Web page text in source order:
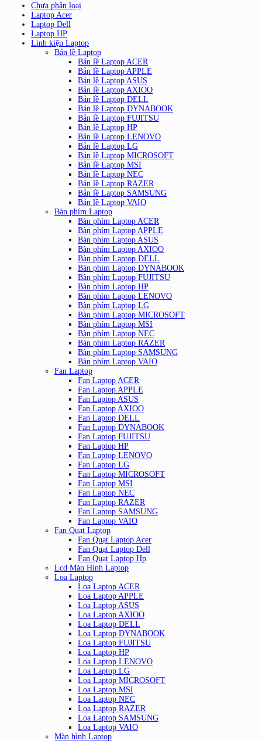
Chưa phân loại
Laptop Acer
Laptop Dell
Laptop HP
Linh kiện Laptop
Bản lề Laptop
Bản lề Laptop ACER
Bản lề Laptop APPLE
Bản lề Laptop ASUS
Bản lề Laptop AXIOO
Bản lề Laptop DELL
Bản lề Laptop DYNABOOK
Bản lề Laptop FUJITSU
Bản lề Laptop HP
Bản lề Laptop LENOVO
Bản lề Laptop LG
Bản lề Laptop MICROSOFT
Bản lề Laptop MSI
Bản lề Laptop NEC
Bản lề Laptop RAZER
Bản lề Laptop SAMSUNG
Bản lề Laptop VAIO
Bàn phím Laptop
Bàn phím Laptop ACER
Bàn phím Laptop APPLE
Bàn phím Laptop ASUS
Bàn phím Laptop AXIOO
Bàn phím Laptop DELL
Bàn phím Laptop DYNABOOK
Bàn phím Laptop FUJITSU
Bàn phím Laptop HP
Bàn phím Laptop LENOVO
Bàn phím Laptop LG
Bàn phím Laptop MICROSOFT
Bàn phím Laptop MSI
Bàn phím Laptop NEC
Bàn phím Laptop RAZER
Bàn phím Laptop SAMSUNG
Bàn phím Laptop VAIO
Fan Laptop
Fan Laptop ACER
Fan Laptop APPLE
Fan Laptop ASUS
Fan Laptop AXIOO
Fan Laptop DELL
Fan Laptop DYNABOOK
Fan Laptop FUJITSU
Fan Laptop HP
Fan Laptop LENOVO
Fan Laptop LG
Fan Laptop MICROSOFT
Fan Laptop MSI
Fan Laptop NEC
Fan Laptop RAZER
Fan Laptop SAMSUNG
Fan Laptop VAIO
Fan Quạt Laptop
Fan Quạt Laptop Acer
Fan Quạt Laptop Dell
Fan Quạt Laptop Hp
Lcd Màn Hình Laptop
Loa Laptop
Loa Laptop ACER
Loa Laptop APPLE
Loa Laptop ASUS
Loa Laptop AXIOO
Loa Laptop DELL
Loa Laptop DYNABOOK
Loa Laptop FUJITSU
Loa Laptop HP
Loa Laptop LENOVO
Loa Laptop LG
Loa Laptop MICROSOFT
Loa Laptop MSI
Loa Laptop NEC
Loa Laptop RAZER
Loa Laptop SAMSUNG
Loa Laptop VAIO
Màn hình Laptop